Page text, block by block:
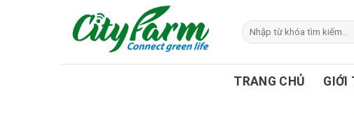
Tìm
kiếm:
TRANG CHỦ GIỚI